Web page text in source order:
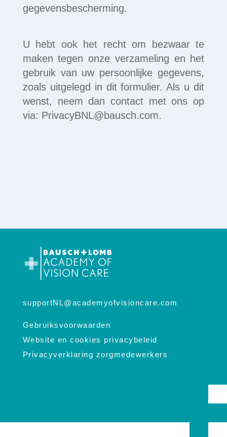
gegevensbescherming.
U hebt ook het recht om bezwaar te
maken tegen onze verzameling en het
gebruik van uw persoonlijke gegevens,
zoals uitgelegd in dit formulier. Als u dit
wenst, neem dan contact met ons op
via: PrivacyBNL@bausch.com.
supportNL@academyofvisioncare.com
Gebruiksvoorwaarden
Website en cookies privacybeleid
Privacyverklaring zorgmedewerkers